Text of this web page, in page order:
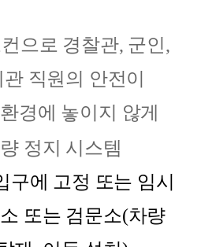
으로 경찰관, 군인,
직원의 안전이
경에 놓이지 않게
정지 시스템
구에
고정 또는 임시
또는 검문소(차량